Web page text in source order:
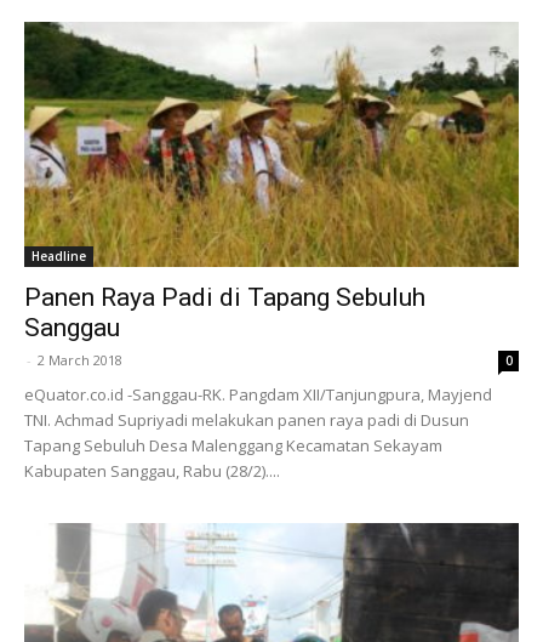
Headline
Panen Raya Padi di Tapang Sebuluh
Sanggau
- 2 March 2018 0
eQuator.co.id -Sanggau-RK. Pangdam XII/Tanjungpura, Mayjend
TNI. Achmad Supriyadi melakukan panen raya padi di Dusun
Tapang Sebuluh Desa Malenggang Kecamatan Sekayam
Kabupaten Sanggau, Rabu (28/2)....